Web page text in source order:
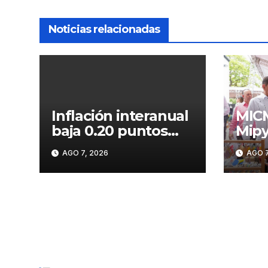
Noticias relacionadas
Inflación interanual
baja 0.20 puntos
porcentuales y se
sitúa en 5.47 %
AGO 7, 2026 AGO